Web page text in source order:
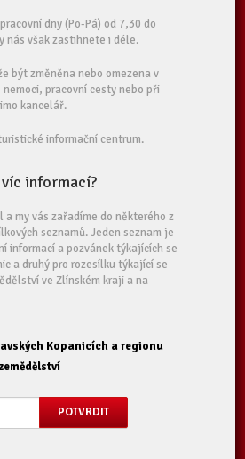
dny (Po-Pá) od 7,30 do
nás však zastihnete i déle.
být změněna nebo omezena v
pracovní cesty nebo při
kancelář.
informační centrum.
informací?
my vás zařadíme do některého z
seznamů. Jeden seznam je
informací a pozvánek týkajících se
a druhý pro rozesílku týkající se
ve Zlínském kraji a na
Kopanicích a regionu